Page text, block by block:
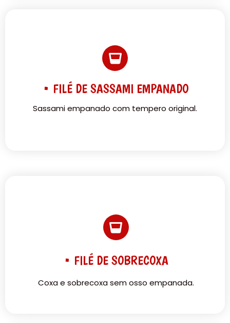
• FILÉ DE SASSAMI EMPANADO
Sassami empanado com tempero original.
• FILÉ DE SOBRECOXA
Coxa e sobrecoxa sem osso empanada.